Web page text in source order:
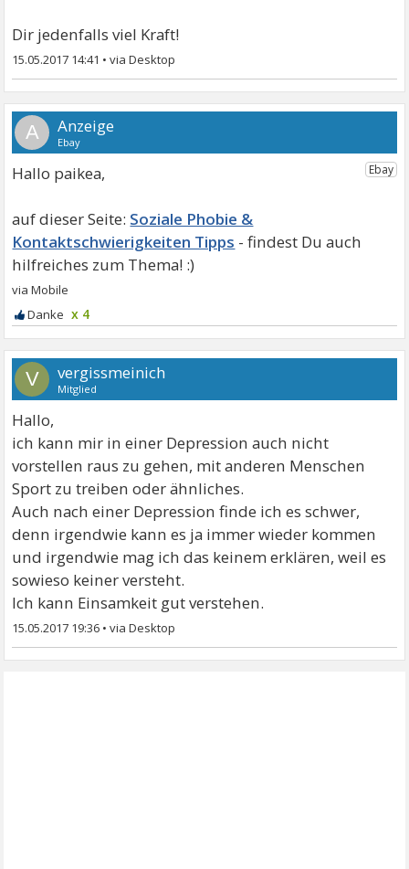
Dir jedenfalls viel Kraft!
15.05.2017 14:41 •
A
Hallo paikea,
Soziale Phobie &
Kontaktschwierigkeiten Tipps
x 4
V vergissmeinich
Mitglied
Hallo,
ich kann mir in einer Depression auch nicht
vorstellen raus zu gehen, mit anderen Menschen
Sport zu treiben oder ähnliches.
Auch nach einer Depression finde ich es schwer,
denn irgendwie kann es ja immer wieder kommen
und irgendwie mag ich das keinem erklären, weil es
sowieso keiner versteht.
Ich kann Einsamkeit gut verstehen.
15.05.2017 19:36 •